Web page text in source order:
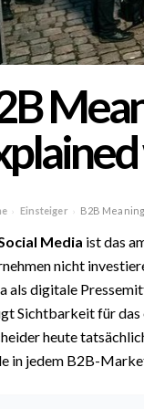
› Einsteiger › B2B
Media ist das
nicht
als digitale
Sichtbarkeit für das
heute
in jedem B2B-